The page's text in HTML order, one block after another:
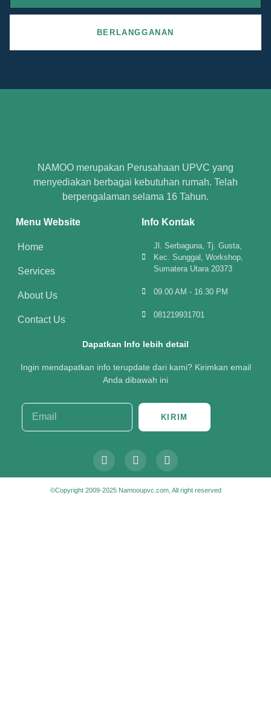
BERLANGGANAN
NAMOO merupakan Perusahaan UPVC yang
menyediakan berbagai kebutuhan rumah. Telah
berpengalaman selama 16 Tahun.
Menu Website
Home
Services
About Us
Contact Us
Info Kontak
Jl. Serbaguna, Tj. Gusta,
Kec. Sunggal, Workshop,
Sumatera Utara 20373
09.00 AM - 16.30 PM
081219931701
Dapatkan Info lebih detail
Ingin mendapatkan info terupdate dari kami? Kirimkan email
Anda dibawah ini
KIRIM
©Copyright 2009-2025 Namooupvc.com, All right reserved